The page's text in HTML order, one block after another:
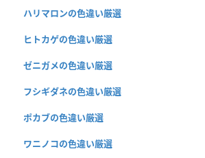
ハリマロンの色違い厳選
ヒトカゲの色違い厳選
ゼニガメの色違い厳選
フシギダネの色違い厳選
ポカブの色違い厳選
ワニノコの色違い厳選